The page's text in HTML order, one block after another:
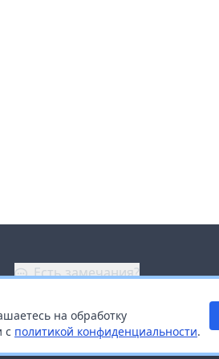
на обработку
с политикой конфиденциальности.
Есть замечания?
Заказать звонок